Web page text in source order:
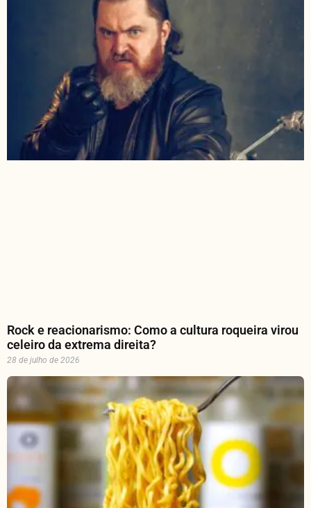
Rock e reacionarismo: Como a cultura roqueira virou
celeiro da extrema direita?
28 de julho de 2026